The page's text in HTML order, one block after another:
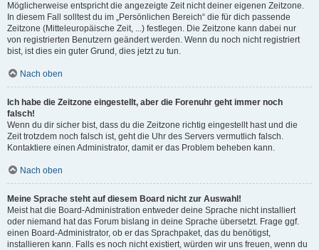
Möglicherweise entspricht die angezeigte Zeit nicht deiner eigenen Zeitzone.
In diesem Fall solltest du im „Persönlichen Bereich“ die für dich passende
Zeitzone (Mitteleuropäische Zeit, ...) festlegen. Die Zeitzone kann dabei nur
von registrierten Benutzern geändert werden. Wenn du noch nicht registriert
bist, ist dies ein guter Grund, dies jetzt zu tun.
Nach oben
Ich habe die Zeitzone eingestellt, aber die Forenuhr geht immer noch
falsch!
Wenn du dir sicher bist, dass du die Zeitzone richtig eingestellt hast und die
Zeit trotzdem noch falsch ist, geht die Uhr des Servers vermutlich falsch.
Kontaktiere einen Administrator, damit er das Problem beheben kann.
Nach oben
Meine Sprache steht auf diesem Board nicht zur Auswahl!
Meist hat die Board-Administration entweder deine Sprache nicht installiert
oder niemand hat das Forum bislang in deine Sprache übersetzt. Frage ggf.
einen Board-Administrator, ob er das Sprachpaket, das du benötigst,
installieren kann. Falls es noch nicht existiert, würden wir uns freuen, wenn du